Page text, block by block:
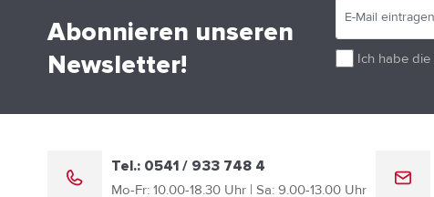
Abonnieren unseren
Newsletter!
Ich habe die
Tel.: 0541 / 933 748 4
Mo-Fr: 10.00-18.30 Uhr | Sa: 9.00-13.00 Uhr